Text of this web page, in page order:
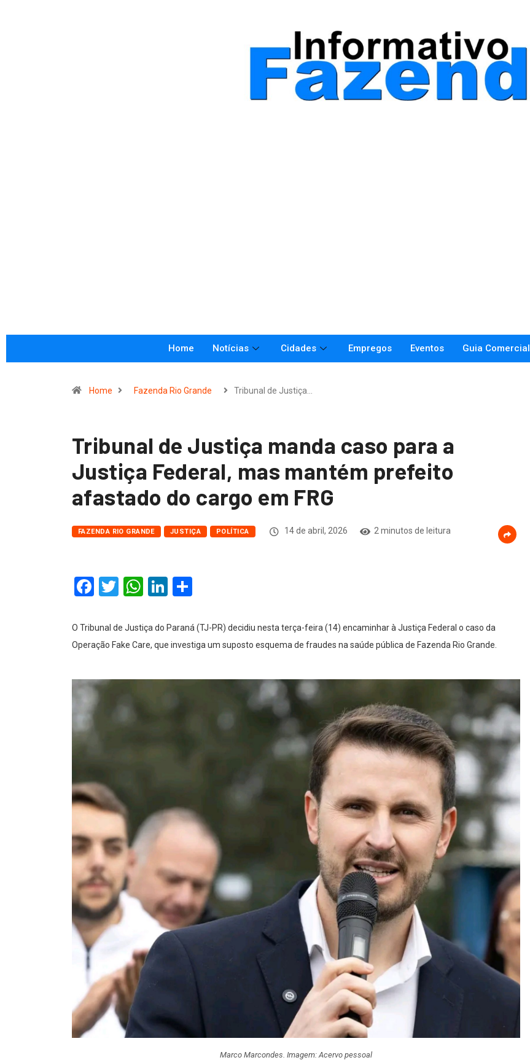
Home Notícias Cidades Empregos Eventos Guia Comercial
Home Fazenda Rio Grande Tribunal de Justiça…
Tribunal de Justiça manda caso para a
Justiça Federal, mas mantém prefeito
afastado do cargo em FRG
FAZENDA RIO GRANDE JUSTIÇA POLÍTICA 14 de abril, 2026 2 minutos de leitura
Facebook
Twitter
WhatsApp
LinkedIn
O Tribunal de Justiça do Paraná (TJ-PR) decidiu nesta terça-feira (14) encaminhar à Justiça Federal o caso da
Operação Fake Care, que investiga um suposto esquema de fraudes na saúde pública de Fazenda Rio Grande.
Marco Marcondes. Imagem: Acervo pessoal